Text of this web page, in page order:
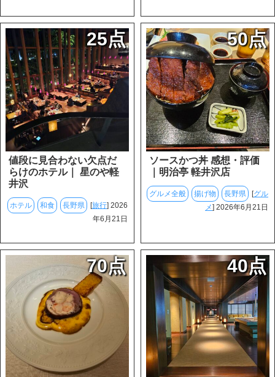
25点
値段に見合わない欠点だ
らけのホテル｜ 星のや軽
井沢
ホテル 和食 長野県 [旅行] 2026
年6月21日
50点
ソースかつ丼 感想・評価
｜明治亭 軽井沢店
グルメ全般 揚げ物 長野県 [グル
メ] 2026年6月21日
70点 40点